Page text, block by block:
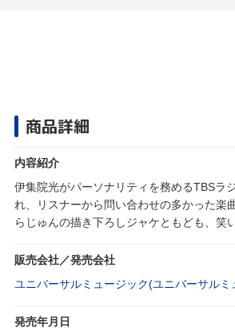
商品詳細
内容紹介
伊集院光がパーソナリティを務めるTBSラ
れ、リスナーから問い合わせの多かった楽
らじゅんの描き下ろしジャケともども、笑
販売会社／発売会社
ユニバーサルミュージック(ユニバーサルミ
発売年月日